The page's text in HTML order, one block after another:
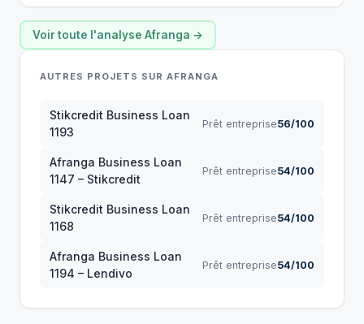
Voir toute l'analyse Afranga →
AUTRES PROJETS SUR AFRANGA
Stikcredit Business Loan
1193
Prêt entreprise56/100
Afranga Business Loan
1147 – Stikcredit
Prêt entreprise54/100
Stikcredit Business Loan
1168
Prêt entreprise54/100
Afranga Business Loan
1194 – Lendivo
Prêt entreprise54/100